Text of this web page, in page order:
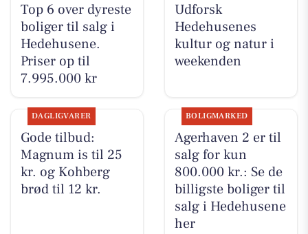
Top 6 over dyreste
boliger til salg i
Hedehusene.
Priser op til
7.995.000 kr
Udforsk
Hedehusenes
kultur og natur i
weekenden
DAGLIGVARER
Gode tilbud:
Magnum is til 25
kr. og Kohberg
brød til 12 kr.
BOLIGMARKED
Agerhaven 2 er til
salg for kun
800.000 kr.: Se de
billigste boliger til
salg i Hedehusene
her